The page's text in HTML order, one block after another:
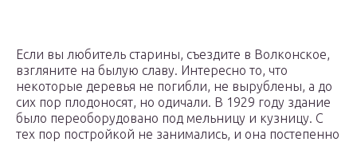
Если вы любитель старины, съездите в Волконское,
взгляните на былую славу. Интересно то, что
некоторые деревья не погибли, не вырублены, а до
сих пор плодоносят, но одичали. В 1929 году здание
было переоборудовано под мельницу и кузницу. С
тех пор постройкой не занимались, и она постепенно